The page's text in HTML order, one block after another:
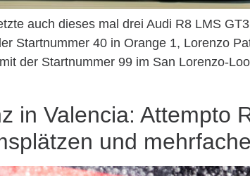
auch dieses mal drei Audi R8 LMS
Startnummer 40 in Orange 1, Lorenzo
der Startnummer 99 im San Lorenzo-
in Valencia: Attempto
und